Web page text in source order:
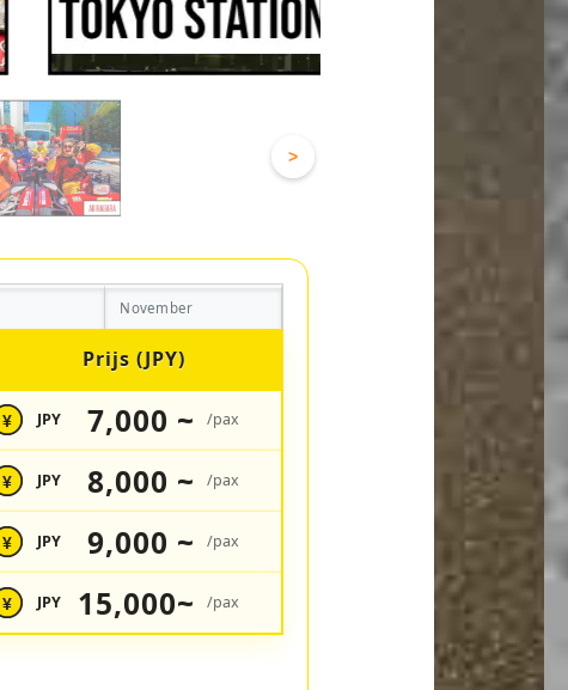
>
November
Prijs (JPY)
¥ JPY 7,000 ~ /pax
¥ JPY 8,000 ~ /pax
¥ JPY 9,000 ~ /pax
¥ JPY 15,000~ /pax